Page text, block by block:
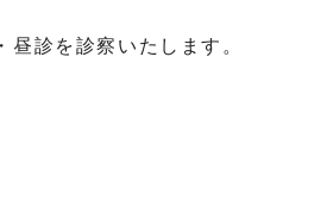
診を診察いたします。